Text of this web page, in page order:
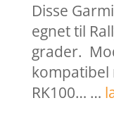
Disse
egnet til
grader.
kompatibel
RK100… …